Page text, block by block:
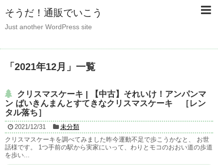
そうだ！通販でいこう
Just another WordPress site
「 2021年12月 」 一覧
クリスマスケーキ | 【中古】それいけ！アンパンマ
ン ばいきんまんとすてきなクリスマスケーキ ［レン
タル落ち］
2021/12/31
未分類
クリスマスケーキを調べてみました昨今運動不足で歩こうかなと、 お世
話様です。 1つ手前の駅から実家にいって、わりとモコのおおい道の歩道
を歩い...